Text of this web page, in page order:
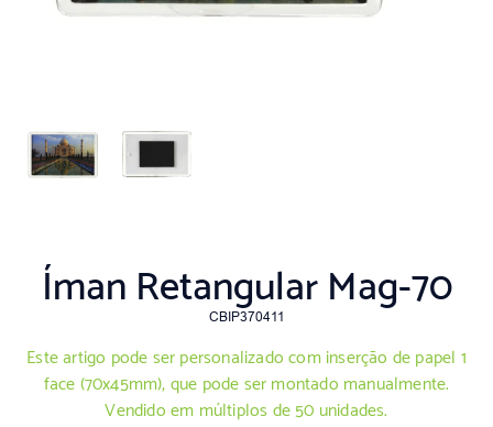
Íman Retangular Mag-70
CBIP370411
Este artigo pode ser personalizado com inserção de papel 1
face (70x45mm), que pode ser montado manualmente.
Vendido em múltiplos de 50 unidades.